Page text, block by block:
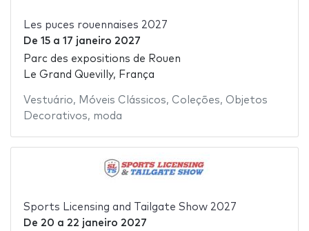
Les puces rouennaises 2027
De 15a 17 janeiro 2027
Parc des expositions de Rouen
Le Grand Quevilly, França
Vestuário, Móveis Clássicos, Coleções, Objetos
Decorativos, moda
Sports Licensing and Tailgate Show 2027
De 20 a 22 janeiro 2027